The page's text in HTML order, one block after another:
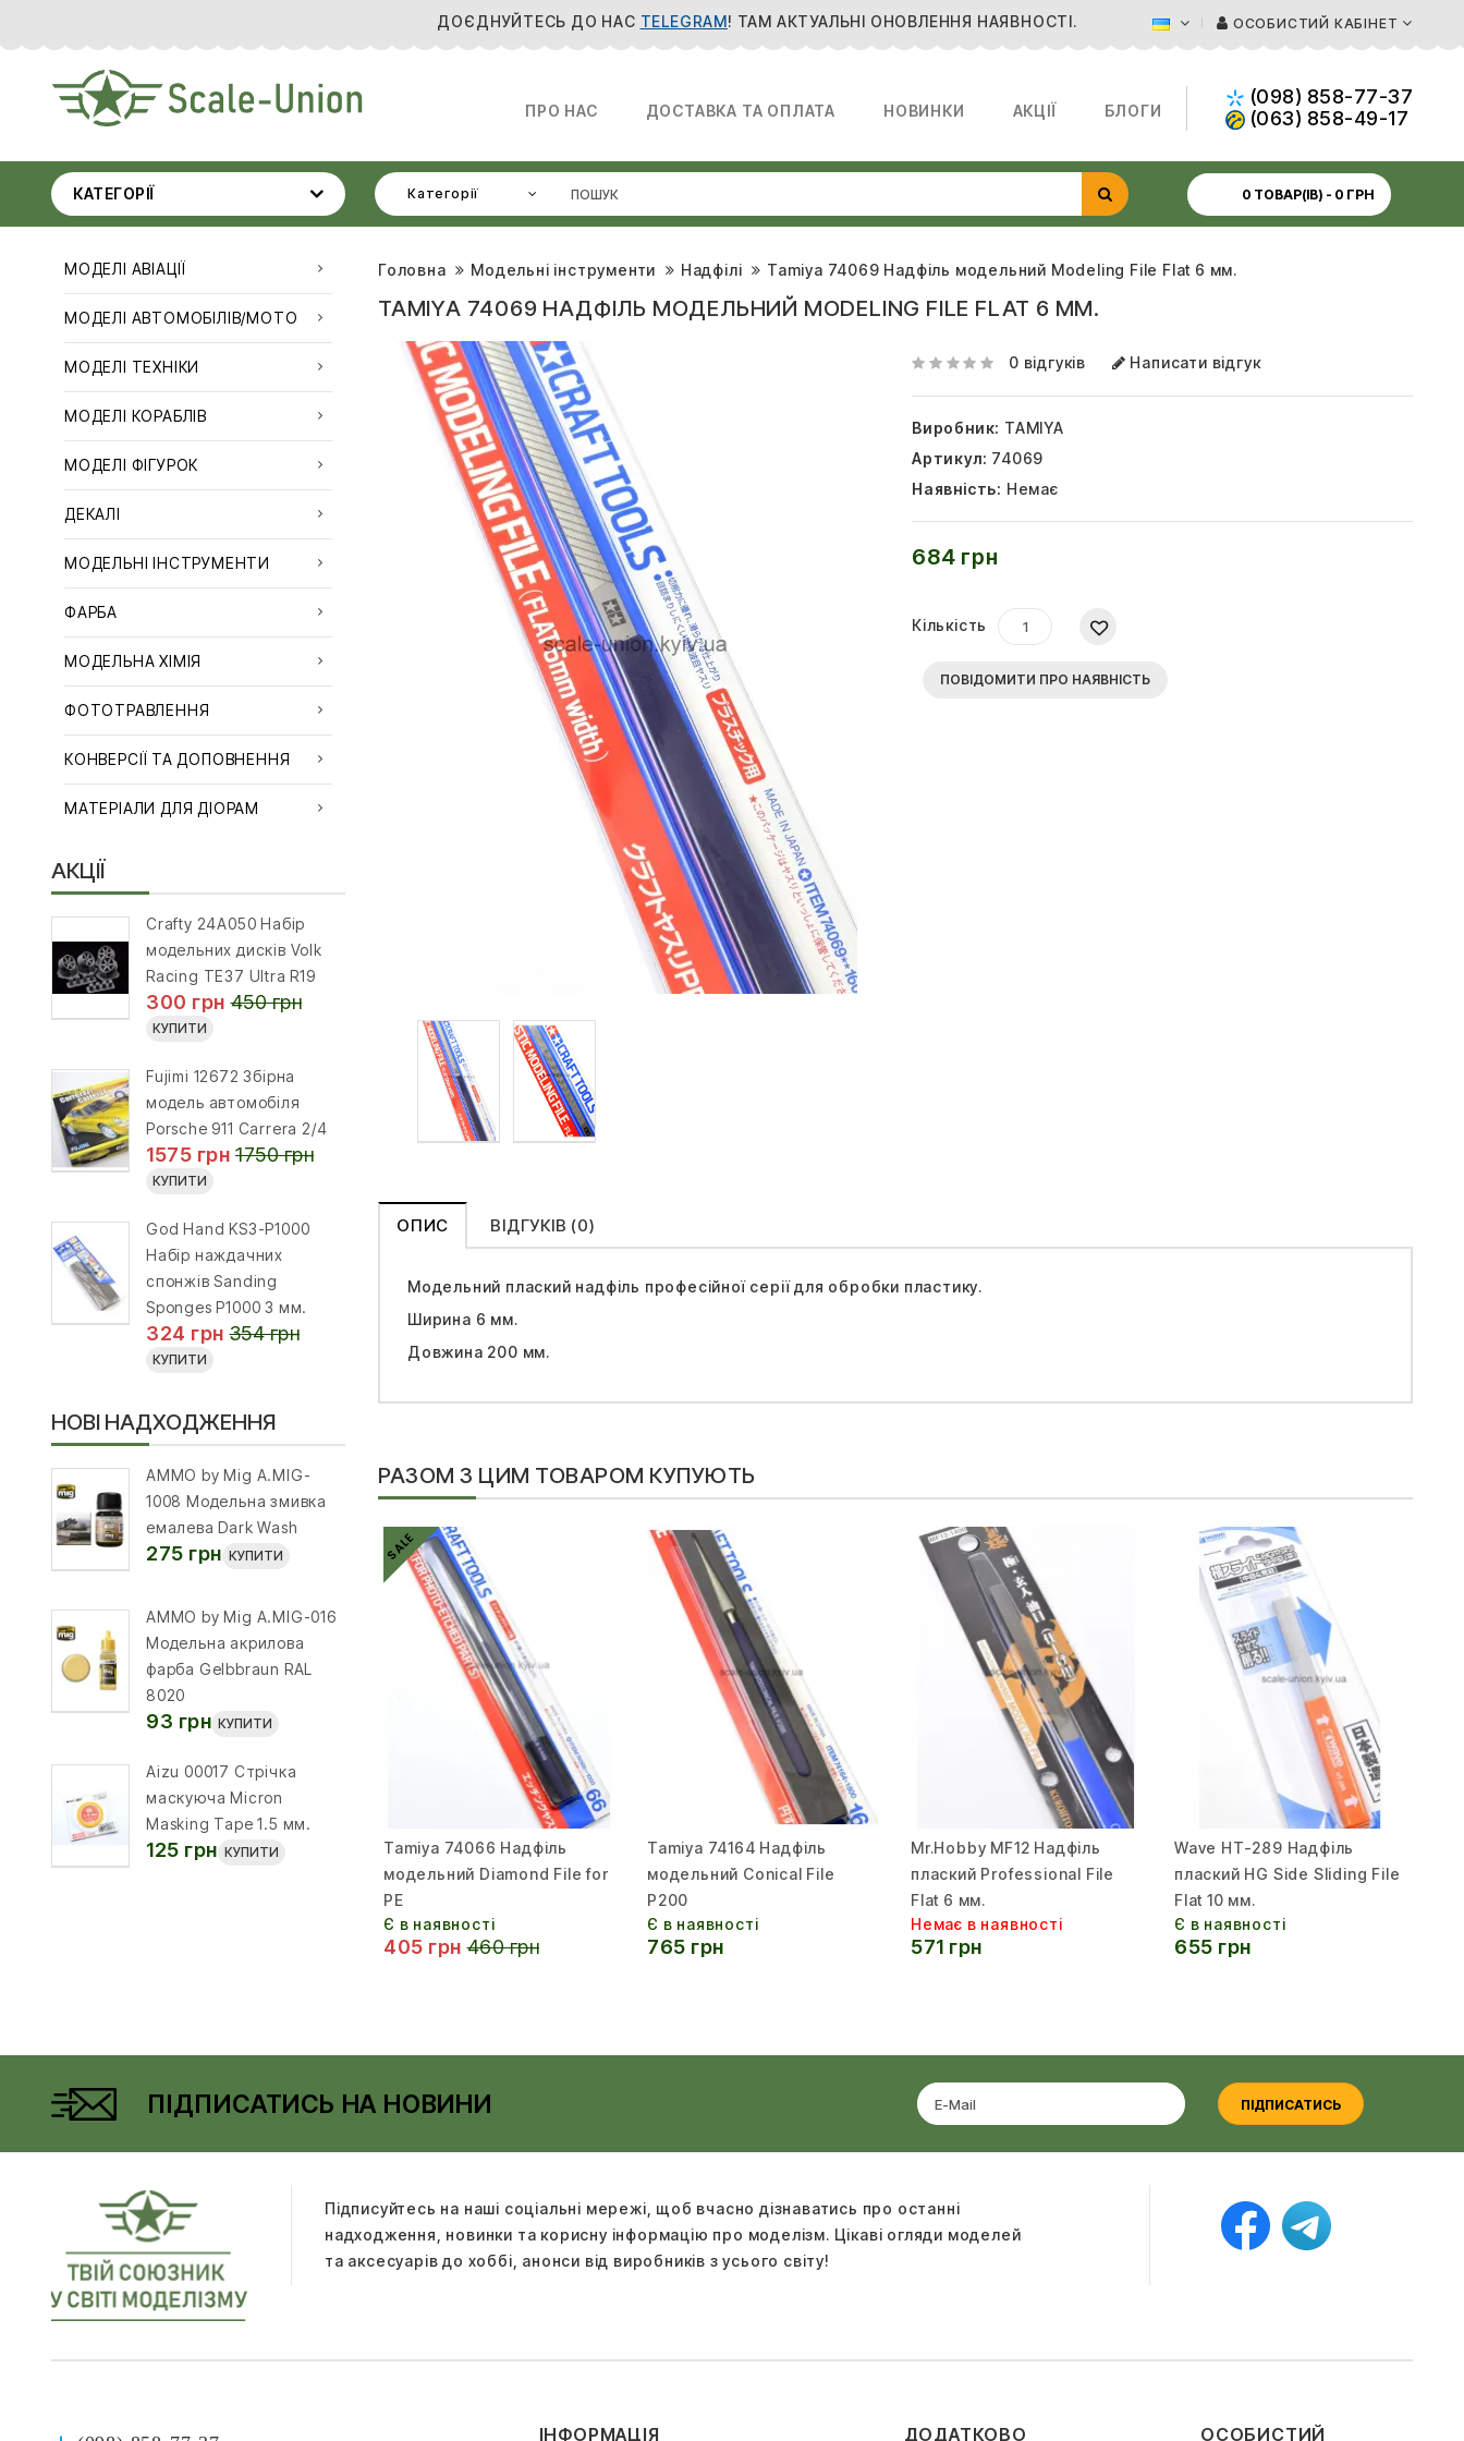
ДОЄДНУЙТЕСЬ ДО НАС TELEGRAM! ТАМ АКТУАЛЬНІ ОНОВЛЕННЯ НАЯВНОСТІ. ОСОБИСТИЙ КАБІНЕТ
(098) 858-77-37
(063) 858-49-17
ПРО НАС ДОСТАВКА ТА ОПЛАТА НОВИНКИ АКЦІЇ БЛОГИ
КАТЕГОРІЇ Категорії 0 ТОВАР(ІВ) - 0 ГРН
МОДЕЛІ АВІАЦІЇ
МОДЕЛІ АВТОМОБІЛІВ/МОТО
МОДЕЛІ ТЕХНІКИ
МОДЕЛІ КОРАБЛІВ
МОДЕЛІ ФІГУРОК
ДЕКАЛІ
МОДЕЛЬНІ ІНСТРУМЕНТИ
ФАРБА
МОДЕЛЬНА ХІМІЯ
ФОТОТРАВЛЕННЯ
КОНВЕРСІЇ ТА ДОПОВНЕННЯ
МАТЕРІАЛИ ДЛЯ ДІОРАМ
АКЦІЇ
Crafty 24A050 Набір
модельних дисків Volk
Racing TE37 Ultra R19
300 грн 450 грн
КУПИТИ
Fujimi 12672 Збірна
модель автомобіля
Porsche 911 Carrera 2/4
1575 грн 1750 грн
КУПИТИ
God Hand KS3-P1000
Набір наждачних
спонжів Sanding
Sponges P1000 3 мм.
324 грн 354 грн
КУПИТИ
НОВІ НАДХОДЖЕННЯ
AMMO by Mig A.MIG-
1008 Модельна змивка
емалева Dark Wash
275 грн КУПИТИ
AMMO by Mig A.MIG-016
Модельна акрилова
фарба Gelbbraun RAL
8020
93 грн КУПИТИ
Aizu 00017 Стрічка
маскуюча Micron
Masking Tape 1.5 мм.
125 грн КУПИТИ
Головна Модельні інструменти Надфілі Tamiya 74069 Надфіль модельний Modeling File Flat 6 мм.
TAMIYA 74069 НАДФІЛЬ МОДЕЛЬНИЙ MODELING FILE FLAT 6 ММ.
0 відгуків Написати відгук
Виробник: TAMIYA
Артикул: 74069
Наявність: Немає
684 грн
Кількість
ПОВІДОМИТИ ПРО НАЯВНІСТЬ
ОПИС ВІДГУКІВ (0)
Модельний плаский надфіль професійної серії для обробки пластику.
Ширина 6 мм.
Довжина 200 мм.
РАЗОМ З ЦИМ ТОВАРОМ КУПУЮТЬ
SALE
Tamiya 74066 Надфіль
модельний Diamond File for
PE
Є в наявності
405 грн 460 грн
Tamiya 74164 Надфіль
модельний Conical File
P200
Є в наявності
765 грн
Mr.Hobby MF12 Надфіль
плаский Professional File
Flat 6 мм.
Немає в наявності
571 грн
Wave HT-289 Надфіль
плаский HG Side Sliding File
Flat 10 мм.
Є в наявності
655 грн
ПІДПИСАТИСЬ НА НОВИНИ ПІДПИСАТИСЬ
Підписуйтесь на наші соціальні мережі, щоб вчасно дізнаватись про останні
надходження, новинки та корисну інформацію про моделізм. Цікаві огляди моделей
та аксесуарів до хоббі, анонси від виробників з усього світу!
ІНФОРМАЦІЯ ДОДАТКОВО ОСОБИСТИЙ